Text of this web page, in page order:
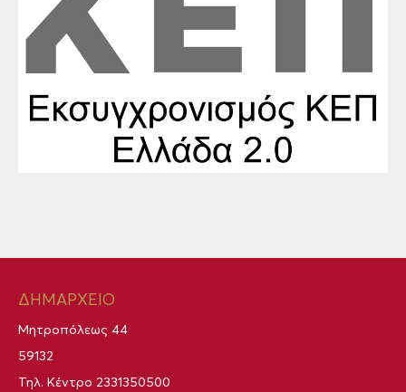
ΔΗΜΑΡΧΕΙΟ
Μητροπόλεως 44
59132
Τηλ. Κέντρο 2331350500